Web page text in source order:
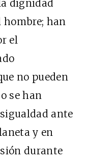
dignidad
hombre; han
el
no pueden
se han
ante
y en
durante